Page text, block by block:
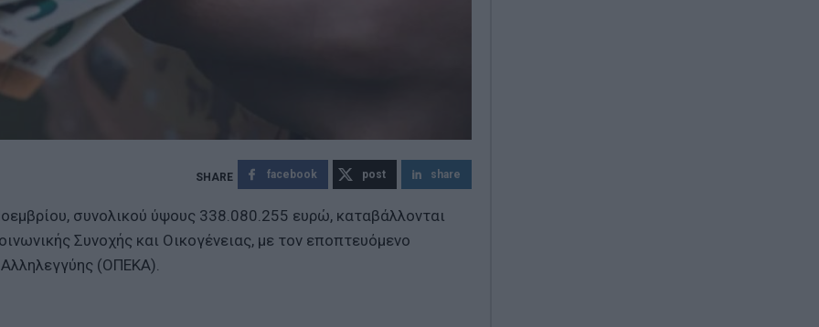
facebook post share
συνολικού ύψους 338.080.255 ευρώ, καταβάλλονται
Συνοχής και Οικογένειας, με τον εποπτευόμενο
(ΟΠΕΚΑ).